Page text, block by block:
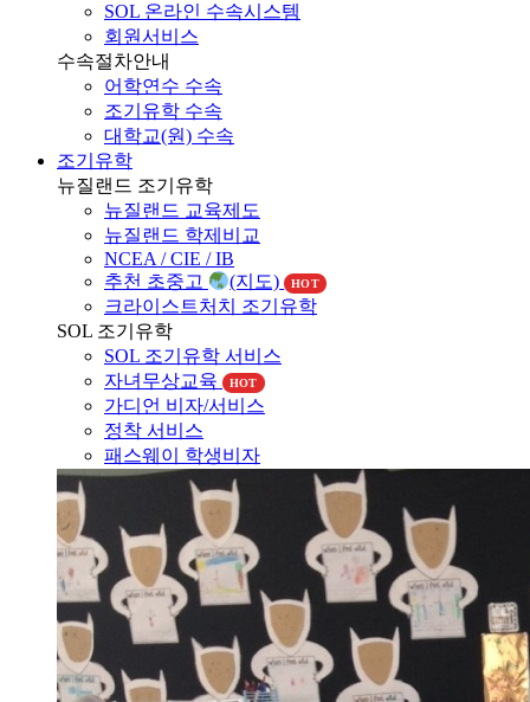
회원서비스
수속절차안내
어학연수 수속
조기유학 수속
대학교(원) 수속
조기유학
뉴질랜드 조기유학
뉴질랜드 교육제도
뉴질랜드 학제비교
NCEA / CIE / IB
추천 초중고
(지도)
크라이스트처치 조기유학
SOL 조기유학
SOL 조기유학 서비스
자녀무상교육
HOT
가디언 비자/서비스
정착 서비스
패스웨이 학생비자